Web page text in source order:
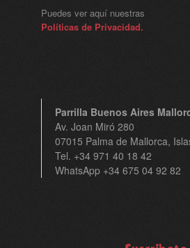
Puedes ver aquí nuestras
Políticas de Privacidad.
Parrilla Buenos Aires
Av. Joan Miró 280
07015 Palma de Mallorca,
Tel. +34 971 40 18 42
WhatsApp +34 675 04 92 82